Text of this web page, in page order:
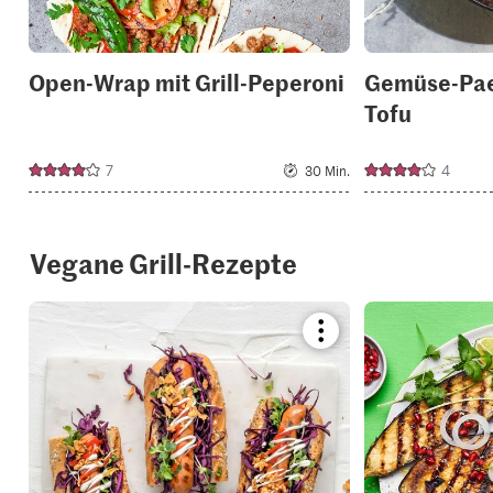
Open-Wrap mit Grill-Peperoni
7 30 Min.
Gemüse-
Tofu
4
Vegane Grill-Rezepte
Bookmark
recipe
or
to
your
collections.